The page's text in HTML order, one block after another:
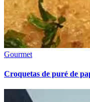
Gourmet
Croquetas de puré de